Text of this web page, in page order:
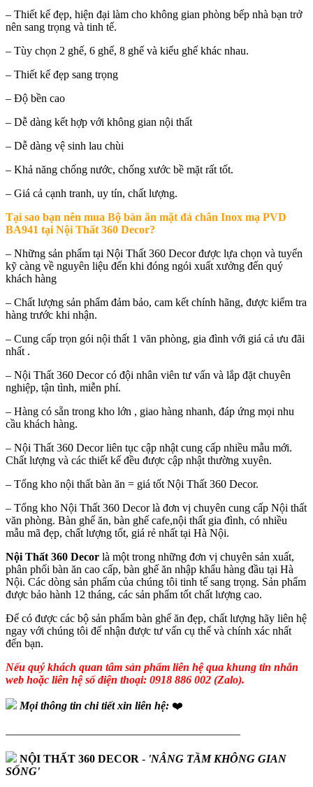
– Thiết kế đẹp, hiện đại làm cho không gian phòng bếp nhà bạn trở
nên sang trọng và tinh tế.
– Tùy chọn 2 ghế, 6 ghế, 8 ghế và kiểu ghế khác nhau.
– Thiết kế đẹp sang trọng
– Độ bền cao
– Dễ dàng kết hợp với không gian nội thất
– Dễ dàng vệ sinh lau chùi
– Khả năng chống nước, chống xước bề mặt rất tốt.
– Giá cả cạnh tranh, uy tín, chất lượng.
Tại sao bạn nên mua Bộ bàn ăn mặt đá chân Inox mạ PVD
BA941 tại Nội Thất 360 Decor?
– Những sản phẩm tại Nội Thất 360 Decor được lựa chọn và tuyển
kỹ càng về nguyên liệu đến khi đóng ngói xuất xưởng đến quý
khách hàng
– Chất lượng sản phẩm đảm bảo, cam kết chính hãng, được kiểm tra
hàng trước khi nhận.
– Cung cấp trọn gói nội thất 1 văn phòng, gia đình với giá cả ưu đãi
nhất .
– Nội Thất 360 Decor có đội nhân viên tư vấn và lắp đặt chuyên
nghiệp, tận tình, miễn phí.
– Hàng có sẵn trong kho lớn , giao hàng nhanh, đáp ứng mọi nhu
cầu khách hàng.
– Nội Thất 360 Decor liên tục cập nhật cung cấp nhiều mẫu mới.
Chất lượng và các thiết kế đều được cập nhật thường xuyên.
– Tổng kho nội thất bàn ăn = giá tốt Nội Thất 360 Decor.
– Tổng kho Nội Thất 360 Decor là đơn vị chuyên cung cấp Nội thất
văn phòng. Bàn ghế ăn, bàn ghế cafe,nội thất gia đình, có nhiều
mẫu mã đẹp, chất lượng tốt, giá rẻ nhất tại Hà Nội.
Nội Thất 360 Decor là một trong những đơn vị chuyên sản xuất,
phân phối bàn ăn cao cấp, bàn ghế ăn nhập khẩu hàng đầu tại Hà
Nội. Các dòng sản phẩm của chúng tôi tinh tế sang trọng. Sản phẩm
được bảo hành 12 tháng, các sản phẩm tốt chất lượng cao.
Để có được các bộ sản phẩm bàn ghế ăn đẹp, chất lượng hãy liên hệ
ngay với chúng tôi để nhận được tư vấn cụ thể và chính xác nhất
đến bạn.
Nếu quý khách quan tâm sản phẩm liên hệ qua khung tin nhắn
web hoặc liên hệ số điện thoại: 0918 886 002 (Zalo).
Mọi thông tin chi tiết xin liên hệ: ❤️
—————————————————————
NỘI THẤT 360 DECOR - 'NÂNG TẦM KHÔNG GIAN
SỐNG'